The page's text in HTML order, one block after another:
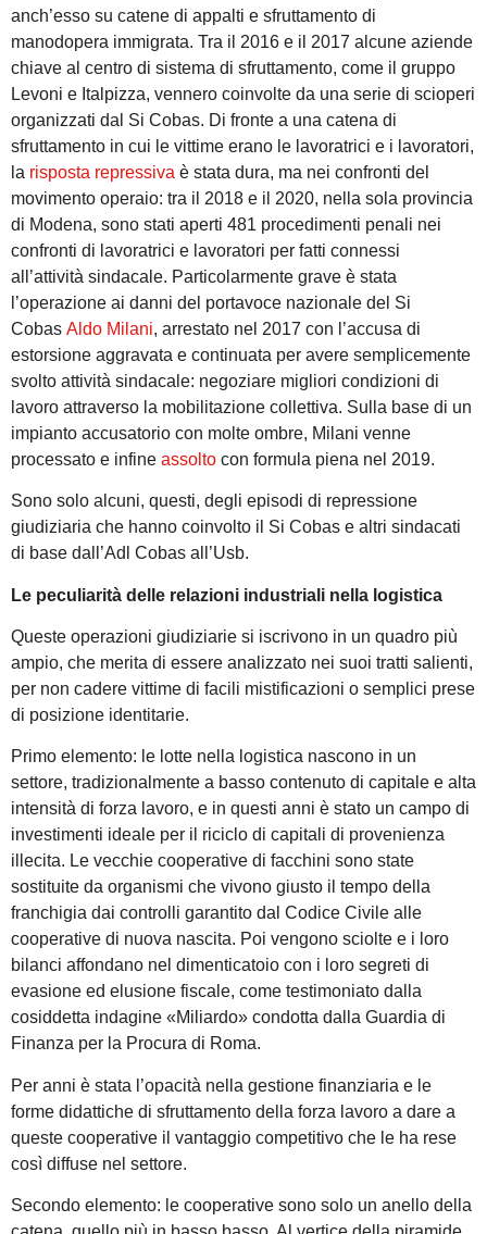
anch’esso su catene di appalti e sfruttamento di
manodopera immigrata. Tra il 2016 e il 2017 alcune aziende
chiave al centro di sistema di sfruttamento, come il gruppo
Levoni e Italpizza, vennero coinvolte da una serie di scioperi
organizzati dal Si Cobas. Di fronte a una catena di
sfruttamento in cui le vittime erano le lavoratrici e i lavoratori,
la risposta repressiva è stata dura, ma nei confronti del
movimento operaio: tra il 2018 e il 2020, nella sola provincia
di Modena, sono stati aperti 481 procedimenti penali nei
confronti di lavoratrici e lavoratori per fatti connessi
all’attività sindacale. Particolarmente grave è stata
l’operazione ai danni del portavoce nazionale del Si
Cobas Aldo Milani, arrestato nel 2017 con l’accusa di
estorsione aggravata e continuata per avere semplicemente
svolto attività sindacale: negoziare migliori condizioni di
lavoro attraverso la mobilitazione collettiva. Sulla base di un
impianto accusatorio con molte ombre, Milani venne
processato e infine assolto con formula piena nel 2019.
Sono solo alcuni, questi, degli episodi di repressione
giudiziaria che hanno coinvolto il Si Cobas e altri sindacati
di base dall’Adl Cobas all’Usb.
Le peculiarità delle relazioni industriali nella logistica
Queste operazioni giudiziarie si iscrivono in un quadro più
ampio, che merita di essere analizzato nei suoi tratti salienti,
per non cadere vittime di facili mistificazioni o semplici prese
di posizione identitarie.
Primo elemento: le lotte nella logistica nascono in un
settore, tradizionalmente a basso contenuto di capitale e alta
intensità di forza lavoro, e in questi anni è stato un campo di
investimenti ideale per il riciclo di capitali di provenienza
illecita. Le vecchie cooperative di facchini sono state
sostituite da organismi che vivono giusto il tempo della
franchigia dai controlli garantito dal Codice Civile alle
cooperative di nuova nascita. Poi vengono sciolte e i loro
bilanci affondano nel dimenticatoio con i loro segreti di
evasione ed elusione fiscale, come testimoniato dalla
cosiddetta indagine «Miliardo» condotta dalla Guardia di
Finanza per la Procura di Roma.
Per anni è stata l’opacità nella gestione finanziaria e le
forme didattiche di sfruttamento della forza lavoro a dare a
queste cooperative il vantaggio competitivo che le ha rese
così diffuse nel settore.
Secondo elemento: le cooperative sono solo un anello della